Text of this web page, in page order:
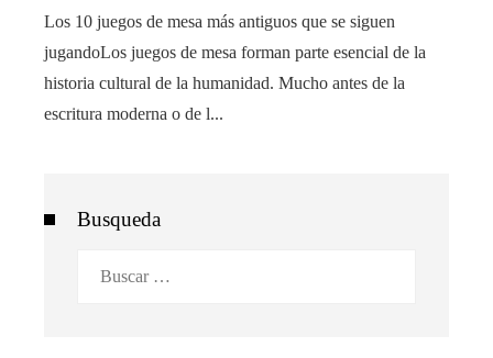
Los 10 juegos de mesa más antiguos que se siguen
jugandoLos juegos de mesa forman parte esencial de la
historia cultural de la humanidad. Mucho antes de la
escritura moderna o de l...
Busqueda